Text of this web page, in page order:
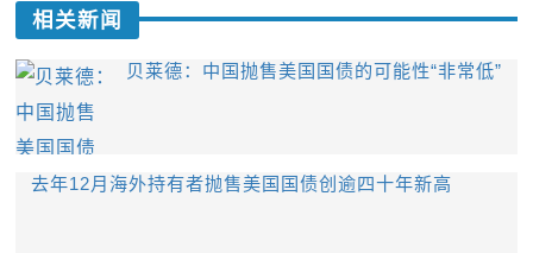
相关新闻
贝莱德：中国抛售美国国债的可能性“非常低”
去年12月海外持有者抛售美国国债创逾四十年新高